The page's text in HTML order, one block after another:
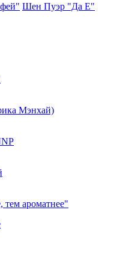
Шен Пуэр "Да Е"
Мэнхай)
ароматнее"